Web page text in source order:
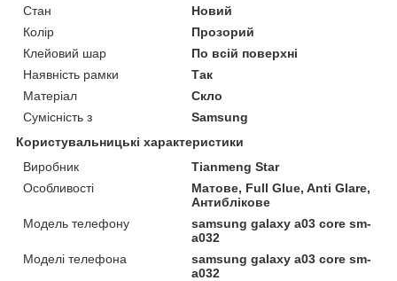
Стан
Новий
Колір
Прозорий
Клейовий шар
По всій поверхні
Наявність рамки
Так
Матеріал
Скло
Сумісність з
Samsung
Користувальницькі характеристики
Виробник
Tianmeng Star
Особливості
Матове, Full Glue, Anti Glare,
Антиблікове
Модель телефону
samsung galaxy a03 core sm-
a032
Моделі телефона
samsung galaxy a03 core sm-
a032